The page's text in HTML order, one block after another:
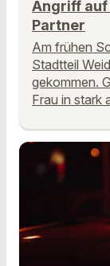
Angriff auf
Partner
Am frühen
Stadtteil
gekommen.
Frau in stark